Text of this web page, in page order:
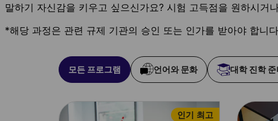
말하기 자신감을 키우고 싶으신가요? 시험 고득점을 원하시거
*해당 과정은 관련 규제 기관의 승인 또는 인가를 받아야 합니
모든 프로그램 언어와 문화 대학 진학 준
인기 최고